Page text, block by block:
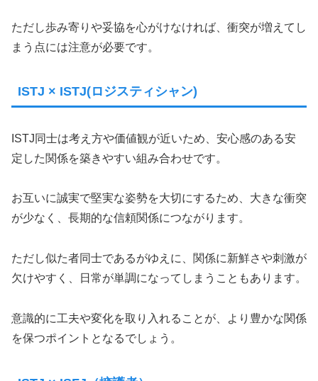
ただし歩み寄りや妥協を心がけなければ、衝突が増えてし
まう点には注意が必要です。
ISTJ × ISTJ(ロジスティシャン)
ISTJ同士は考え方や価値観が近いため、安心感のある安
定した関係を築きやすい組み合わせです。
お互いに誠実で堅実な姿勢を大切にするため、大きな衝突
が少なく、長期的な信頼関係につながります。
ただし似た者同士であるがゆえに、関係に新鮮さや刺激が
欠けやすく、日常が単調になってしまうこともあります。
意識的に工夫や変化を取り入れることが、より豊かな関係
を保つポイントとなるでしょう。